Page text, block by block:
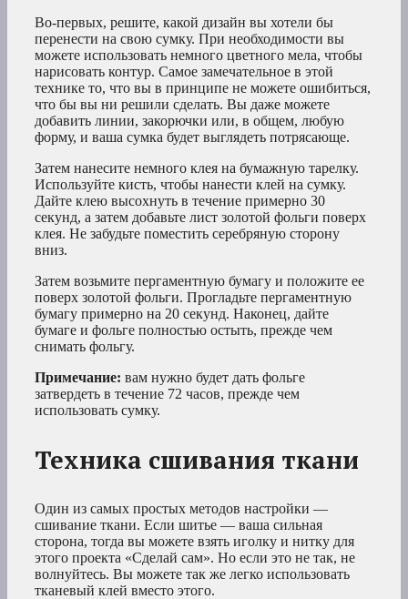
Во-первых, решите, какой дизайн вы хотели бы
перенести на свою сумку. При необходимости вы
можете использовать немного цветного мела, чтобы
нарисовать контур. Самое замечательное в этой
технике то, что вы в принципе не можете ошибиться,
что бы вы ни решили сделать. Вы даже можете
добавить линии, закорючки или, в общем, любую
форму, и ваша сумка будет выглядеть потрясающе.
Затем нанесите немного клея на бумажную тарелку.
Используйте кисть, чтобы нанести клей на сумку.
Дайте клею высохнуть в течение примерно 30
секунд, а затем добавьте лист золотой фольги поверх
клея. Не забудьте поместить серебряную сторону
вниз.
Затем возьмите пергаментную бумагу и положите ее
поверх золотой фольги. Прогладьте пергаментную
бумагу примерно на 20 секунд. Наконец, дайте
бумаге и фольге полностью остыть, прежде чем
снимать фольгу.
Примечание: вам нужно будет дать фольге
затвердеть в течение 72 часов, прежде чем
использовать сумку.
Техника сшивания ткани
Один из самых простых методов настройки —
сшивание ткани. Если шитье — ваша сильная
сторона, тогда вы можете взять иголку и нитку для
этого проекта «Сделай сам». Но если это не так, не
волнуйтесь. Вы можете так же легко использовать
тканевый клей вместо этого.